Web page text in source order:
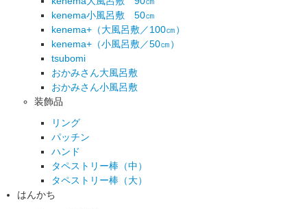
kenema小風呂敷 50㎝
kenema+（大風呂敷／100㎝）
kenema+（小風呂敷／50㎝）
tsubomi
おかみさん大風呂敷
おかみさん小風呂敷
装飾品
リング
パッチン
ハンド
タペストリー棒（中）
タペストリー棒（大）
はんかち